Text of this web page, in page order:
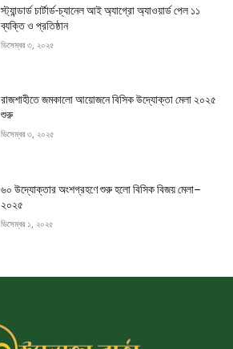
স্ট্যান্ডার্ড চার্টার্ড-চ্যানেল আই অ্যাগ্রো অ্যাওয়ার্ড পেল ১১
ব্যক্তি ও প্রতিষ্ঠান
ডিসেম্বর ৩, ২০২৫
রাজশাহীতে জমকালো আয়োজনে বিসিক উদ্যোক্তা মেলা ২০২৫
শুরু
ডিসেম্বর ৩, ২০২৫
৬০ উদ্যোক্তার অংশগ্রহণে শুরু হলো বিসিক বিজয় মেলা–
২০২৫
ডিসেম্বর ১, ২০২৫